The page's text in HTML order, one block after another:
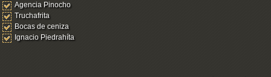
Agencia Pinocho
Truchafrita
Bocas de ceniza
Ignacio Piedrahíta